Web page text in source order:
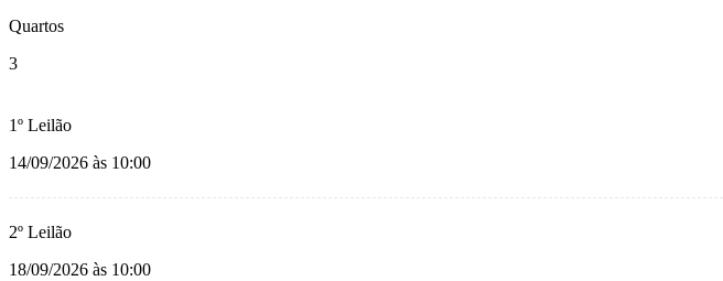
Quartos
3
1º Leilão
14/09/2026 às 10:00
2º Leilão
18/09/2026 às 10:00